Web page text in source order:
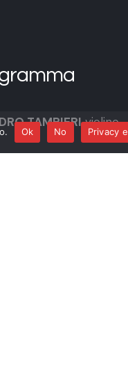
TAMPIERIviolino
Ok No Privacy